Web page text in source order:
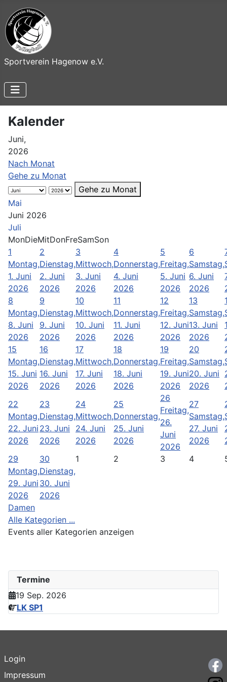
Sportverein Hagenow e.V.
Termine
19 Sep. 2026
LK SP1
Kalender
Juni,
2026
Nach Monat
Gehe zu Monat
Gehe zu Monat
Mai
Juni 2026
Juli
MonDieMitDonFreSamSon
1
Montag,
1. Juni
2026
2
Dienstag,
2. Juni
2026
3
Mittwoch,
3. Juni
2026
4
Donnerstag,
4. Juni
2026
5
Freitag,
5. Juni
2026
6
Samstag,
6. Juni
2026
8
Montag,
8. Juni
2026
9
Dienstag,
9. Juni
2026
10
Mittwoch,
10. Juni
2026
11
Donnerstag,
11. Juni
2026
12
Freitag,
12. Juni
2026
13
Samstag,
13. Juni
2026
15
Montag,
15. Juni
2026
16
Dienstag,
16. Juni
2026
17
Mittwoch,
17. Juni
2026
18
Donnerstag,
18. Juni
2026
19
Freitag,
19. Juni
2026
20
Samstag,
20. Juni
2026
22
Montag,
22. Juni
2026
23
Dienstag,
23. Juni
2026
24
Mittwoch,
24. Juni
2026
25
Donnerstag,
25. Juni
2026
26
Freitag,
26.
Juni
2026
27
Samstag,
27. Juni
2026
29
Montag,
29. Juni
2026
30
Dienstag,
30. Juni
2026
1 2 3 4
Damen
Alle Kategorien ...
Events aller Kategorien anzeigen
Login
Impressum